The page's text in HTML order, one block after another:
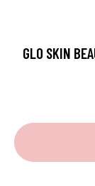
GLO SKIN